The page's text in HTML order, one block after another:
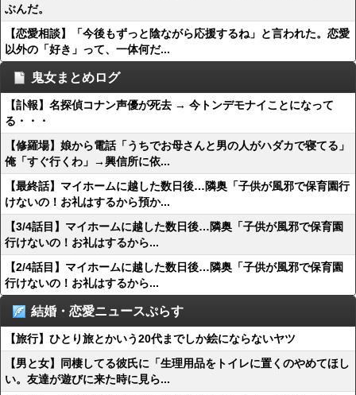
ぶんだ。
【恋愛相談】「今後もずっと陰ながら応援するね」と言われた。恋愛
以外の「好き」って、一体何だ...
鬼女まとめログ
【訃報】名探偵コナン声優が死去 → 今トンデモナイことになって
る・・・
【修羅場】娘から電話「うちでお母さんと男の人がハダカで寝てる」
俺「すぐ行くわ」→興信所に依...
【最終話】マイホームに越した数日後…隣奥「子供が風邪で保育園行
けないの！お礼はするから預か...
【3/4話目】マイホームに越した数日後…隣奥「子供が風邪で保育園
行けないの！お礼はするから...
【2/4話目】マイホームに越した数日後…隣奥「子供が風邪で保育園
行けないの！お礼はするから...
結婚・恋愛ニュースぷらす
【旅行】ひとり旅とかいう20代までしか絵にならないヤツ
【男と女】同棲してる彼氏に「生理用品をトイレに置くのやめてほし
い。友達が遊びに来た時に見ら...